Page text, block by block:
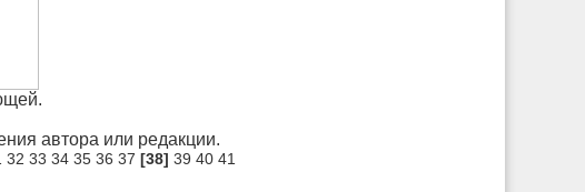
автора или редакции.
32 33 34 35 36 37 [38] 39 40 41